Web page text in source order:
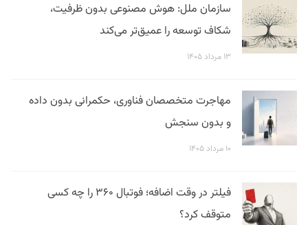
سازمان ملل: هوش مصنوعی بدون ظرفیت،
شکاف توسعه را عمیق‌تر می‌کند
۱۳ مرداد ۱۴۰۵
مهاجرت متخصصان فناوری، حکمرانی بدون داده
و بدون سنجش
۱۰ مرداد ۱۴۰۵
فیلتر در وقت اضافه؛ فوتبال ۳۶۰ را چه کسی
متوقف کرد؟